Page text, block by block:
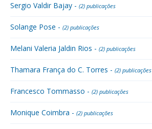
Sergio Valdir Bajay - (2) publicações
Solange Pose - (2) publicações
Melani Valeria Jaldin Rios - (2) publicações
Thamara França do C. Torres - (2) publicações
Francesco Tommasso - (2) publicações
Monique Coimbra - (2) publicações